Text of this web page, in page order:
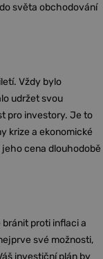
světa obchodování
Vždy bylo
udržet svou
pro investory. Je to
krize a ekonomické
cena dlouhodobě
proti inflaci a
své možnosti,